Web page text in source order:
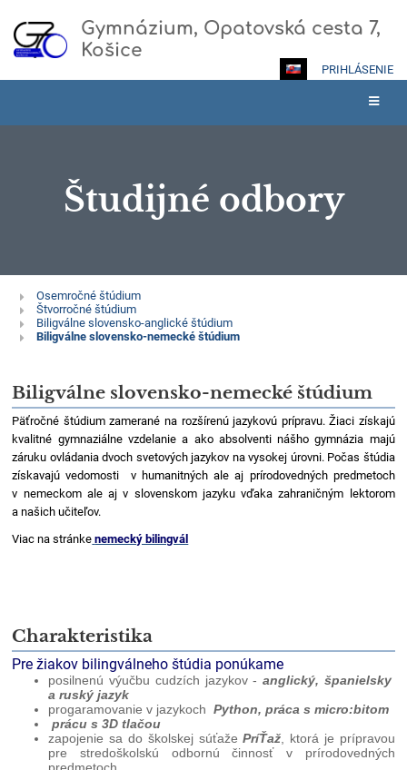
Gymnázium, Opatovská cesta 7,
Košice
PRIHLÁSENIE
Študijné odbory
Študijné
odbory
Osemročné štúdium
Štvorročné štúdium
Biligválne slovensko-anglické štúdium
Biligválne slovensko-nemecké štúdium
Biligválne slovensko-nemecké štúdium
Päťročné štúdium zamerané na rozšírenú jazykovú prípravu. Žiaci získajú
kvalitné gymnaziálne vzdelanie a ako absolventi nášho gymnázia majú
záruku ovládania dvoch svetových jazykov na vysokej úrovni. Počas štúdia
získavajú vedomosti v humanitných ale aj prírodovedných predmetoch
v nemeckom ale aj v slovenskom jazyku vďaka zahraničným lektorom
a našich učiteľov.
Viac na stránke nemecký bilingvál
Charakteristika
Pre žiakov bilingválneho štúdia ponúkame
posilnenú výučbu cudzích jazykov - anglický, španielsky
a ruský jazyk
progaramovanie v jazykoch Python, práca s micro:bitom
prácu s 3D tlačou
zapojenie sa do školskej súťažePríŤaž, ktorá je prípravou
pre stredoškolskú odbornú činnosť v prírodovedných